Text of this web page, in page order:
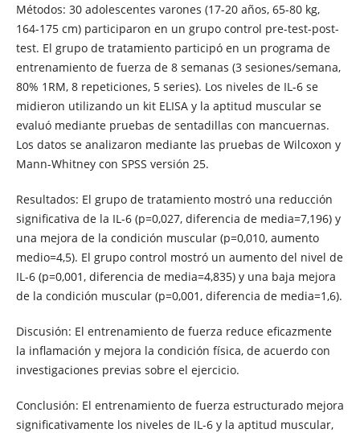
Métodos: 30 adolescentes varones (17-20 años, 65-80 kg,
164-175 cm) participaron en un grupo control pre-test-post-
test. El grupo de tratamiento participó en un programa de
entrenamiento de fuerza de 8 semanas (3 sesiones/semana,
80% 1RM, 8 repeticiones, 5 series). Los niveles de IL-6 se
midieron utilizando un kit ELISA y la aptitud muscular se
evaluó mediante pruebas de sentadillas con mancuernas.
Los datos se analizaron mediante las pruebas de Wilcoxon y
Mann-Whitney con SPSS versión 25.
Resultados: El grupo de tratamiento mostró una reducción
significativa de la IL-6 (p=0,027, diferencia de media=7,196) y
una mejora de la condición muscular (p=0,010, aumento
medio=4,5). El grupo control mostró un aumento del nivel de
IL-6 (p=0,001, diferencia de media=4,835) y una baja mejora
de la condición muscular (p=0,001, diferencia de media=1,6).
Discusión: El entrenamiento de fuerza reduce eficazmente
la inflamación y mejora la condición física, de acuerdo con
investigaciones previas sobre el ejercicio.
Conclusión: El entrenamiento de fuerza estructurado mejora
significativamente los niveles de IL-6 y la aptitud muscular,